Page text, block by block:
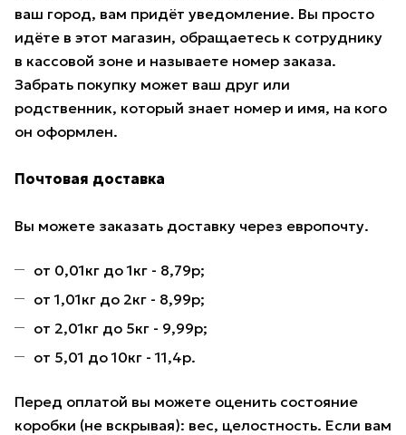
ваш город, вам придёт уведомление. Вы просто
идёте в этот магазин, обращаетесь к сотруднику
в кассовой зоне и называете номер заказа.
Забрать покупку может ваш друг или
родственник, который знает номер и имя, на кого
он оформлен.
Почтовая доставка
Вы можете заказать доставку через европочту.
от 0,01кг до 1кг - 8,79р;
от 1,01кг до 2кг - 8,99р;
от 2,01кг до 5кг - 9,99р;
от 5,01 до 10кг - 11,4р.
Перед оплатой вы можете оценить состояние
коробки (не вскрывая): вес, целостность. Если вам